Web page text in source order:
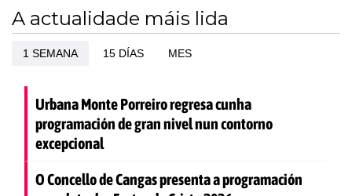
A actualidade máis lida
1 SEMANA 15 DÍAS MES
Urbana Monte Porreiro regresa cunha
programación de gran nivel nun contorno
excepcional
O Concello de Cangas presenta a programación